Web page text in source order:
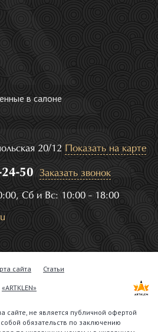
в салоне
20/12 Показать на карте
50 Заказать звонок
Сб и Вс: 10:00 - 18:00
сайта Статьи
«ARTKLEN»
не является публичной офертой
обязательств по заключению